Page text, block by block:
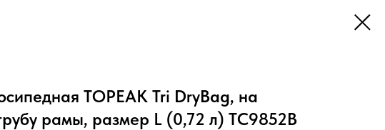
TOPEAK Tri DryBag, на
рамы, размер L (0,72 л) TC9852B